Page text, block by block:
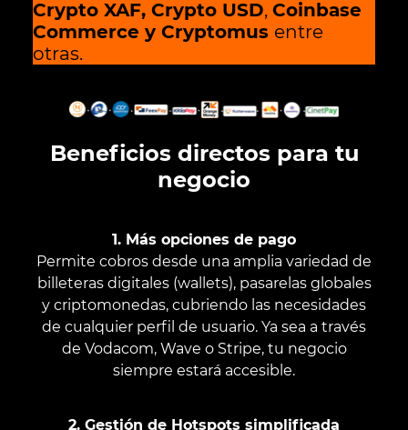
Crypto XAF, Crypto USD, Coinbase
Commerce y Cryptomus entre
otras.
Beneficios directos para tu
negocio
1. Más opciones de pago
Permite cobros desde una amplia variedad de
billeteras digitales (wallets), pasarelas globales
y criptomonedas, cubriendo las necesidades
de cualquier perfil de usuario. Ya sea a través
de Vodacom, Wave o Stripe, tu negocio
siempre estará accesible.
2. Gestión de Hotspots simplificada